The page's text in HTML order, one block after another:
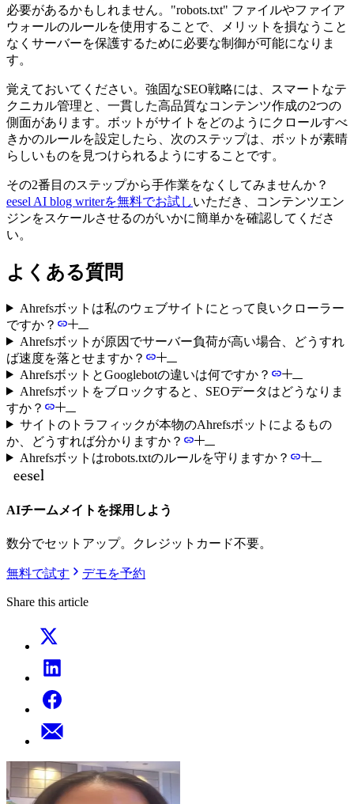
必要があるかもしれません。"robots.txt" ファイルやファイア
ウォールのルールを使用することで、メリットを損なうこと
なくサーバーを保護するために必要な制御が可能になりま
す。
覚えておいてください。強固なSEO戦略には、スマートなテ
クニカル管理と、一貫した高品質なコンテンツ作成の2つの
側面があります。ボットがサイトをどのようにクロールすべ
きかのルールを設定したら、次のステップは、ボットが素晴
らしいものを見つけられるようにすることです。
その2番目のステップから手作業をなくしてみませんか？
eesel AI blog writerを無料でお試しいただき、コンテンツエン
ジンをスケールさせるのがいかに簡単かを確認してくださ
い。
よくある質問
Ahrefsボットは私のウェブサイトにとって良いクローラー
ですか？
Ahrefsボットが原因でサーバー負荷が高い場合、どうすれ
ば速度を落とせますか？
AhrefsボットとGooglebotの違いは何ですか？
Ahrefsボットをブロックすると、SEOデータはどうなりま
すか？
サイトのトラフィックが本物のAhrefsボットによるもの
か、どうすれば分かりますか？
Ahrefsボットはrobots.txtのルールを守りますか？
AIチームメイトを採用しよう
数分でセットアップ。クレジットカード不要。
無料で試す デモを予約
Share this article